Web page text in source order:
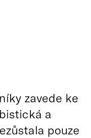
zavede ke
a
pouze